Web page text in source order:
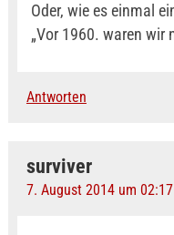
Oder, wie es einmal
„Vor 1960. waren wir
Antworten
surviver
7. August 2014 um 02:17